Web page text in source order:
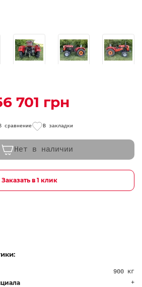
701 грн
сравнение В закладки
Нет в наличии
Заказать в 1 клик
900 кг
+